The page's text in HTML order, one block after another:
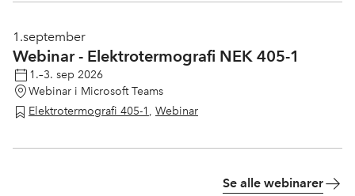
1.september
Webinar - Elektrotermografi NEK 405-1
1.–3. sep 2026
Webinar i Microsoft Teams
Elektrotermografi 405-1 , Webinar
Se alle webinarer